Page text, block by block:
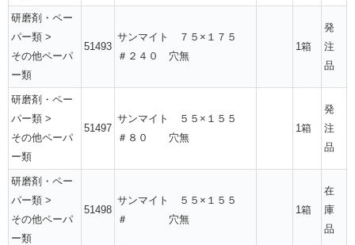
研磨剤・ペー
パー類 >
その他ペーパ
ー類
51493
サンマイト ７５×１７５
＃２４０ 穴無
1箱
発
注
品
研磨剤・ペー
パー類 >
その他ペーパ
ー類
51497
サンマイト ５５×１５５
＃８０ 穴無
1箱
発
注
品
研磨剤・ペー
パー類 >
その他ペーパ
ー類
51498
サンマイト ５５×１５５
＃ 穴無
1箱
在
庫
品